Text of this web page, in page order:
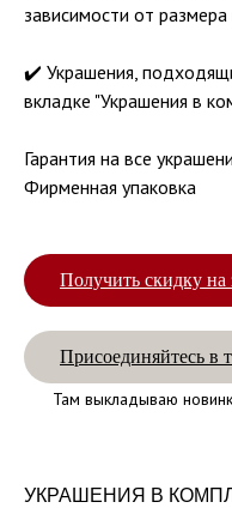
зависимости от
✔️ Украшения,
вкладке "Украшения в
Гарантия на все
Фирменная упаковка
Получить скидку на
Присоединяйтесь в
Там выкладываю
УКРАШЕНИЯ В